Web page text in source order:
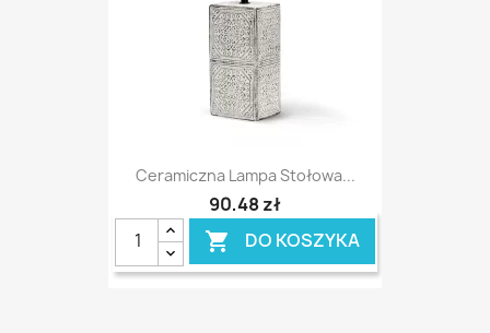
Ceramiczna Lampa Stołowa...
90,48 zł
 DO KOSZYKA